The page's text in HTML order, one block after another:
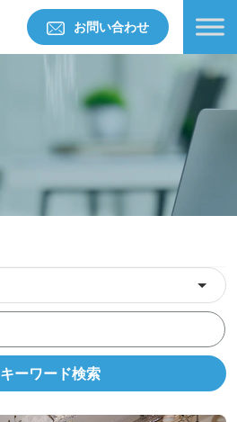
お問い合わせ
キーワード検索